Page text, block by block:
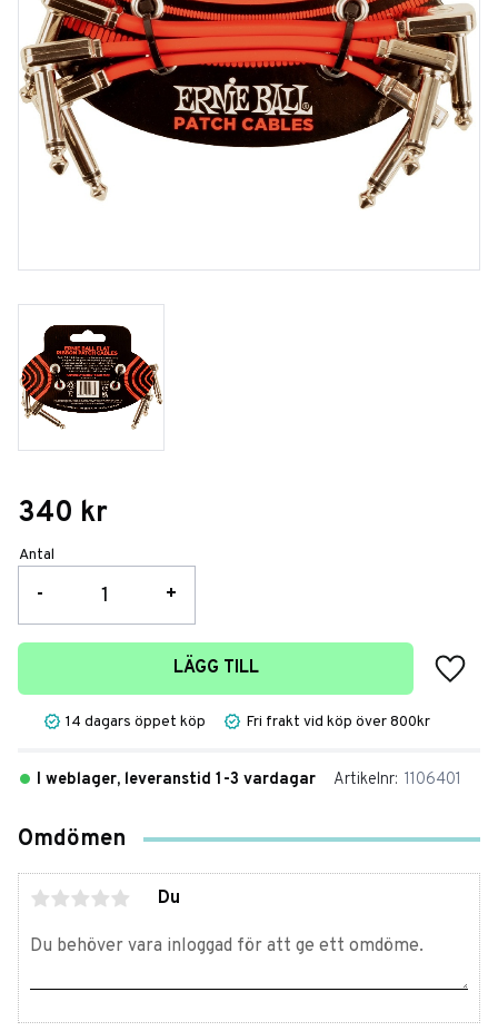
340 kr
Antal
+
-
LÄGG TILL
Lägg
14 dagars öppet köp Fri frakt vid köp över 800kr
I weblager, leveranstid 1-3 vardagar Artikelnr 1106401
Omdömen
Du